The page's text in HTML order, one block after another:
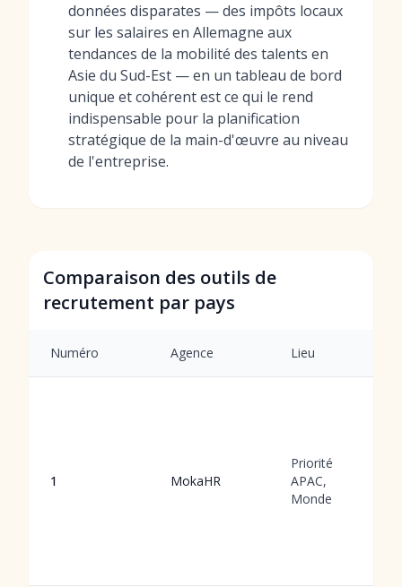
données disparates — des impôts locaux
sur les salaires en Allemagne aux
tendances de la mobilité des talents en
Asie du Sud-Est — en un tableau de bord
unique et cohérent est ce qui le rend
indispensable pour la planification
stratégique de la main-d'œuvre au niveau
de l'entreprise.
Comparaison des outils de
recrutement par pays
Numéro Agence Lieu
1 MokaHR
Priorité
APAC,
Monde